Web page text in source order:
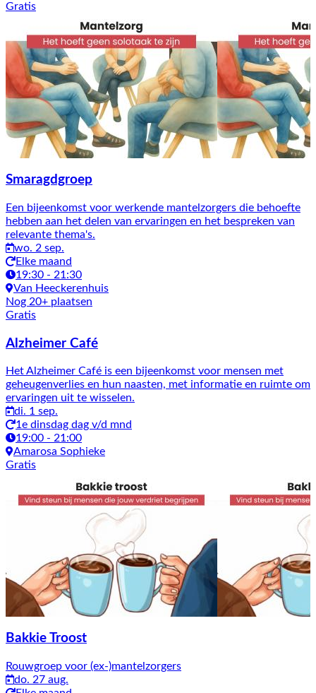
Gratis
Smaragdgroep
Een bijeenkomst voor werkende mantelzorgers die behoefte
hebben aan het delen van ervaringen en het bespreken van
relevante thema's.
wo. 2 sep.
Elke maand
19:30 - 21:30
Van Heeckerenhuis
Nog 20+ plaatsen
Gratis
Alzheimer Café
Het Alzheimer Café is een bijeenkomst voor mensen met
geheugenverlies en hun naasten, met informatie en ruimte om
ervaringen uit te wisselen.
di. 1 sep.
1e dinsdag dag v/d mnd
19:00 - 21:00
Amarosa Sophieke
Gratis
Bakkie Troost
Rouwgroep voor (ex-)mantelzorgers
do. 27 aug.